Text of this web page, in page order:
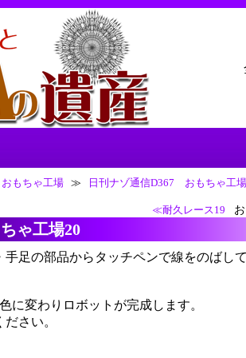
おもちゃ工場 ≫ 日刊ナゾ通信D367 おもちゃ工
≪耐久レース19
ゃ工場20
足の部品からタッチペンで線をのばし
に変わりロボットが完成します。
さい。